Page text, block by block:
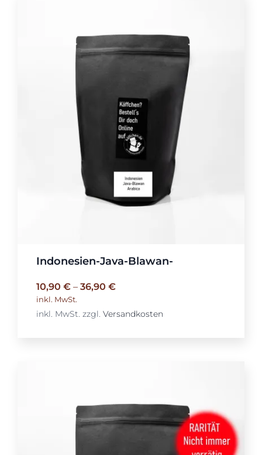
Indonesien-Java-Blawan-
10,90 €– 36,90 €
inkl. MwSt.
inkl. MwSt. zzgl. Versandkosten